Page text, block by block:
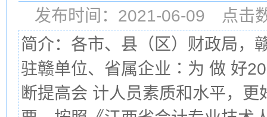
发布时间：2021-06-09 点
简介：各市、县（区）财政局，
驻赣单位、省属企业∶为 做 好
断提高会 计人员素质和水平，